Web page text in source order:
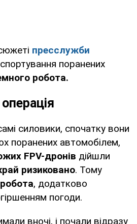
пресслужби
поранених
робота.
силовики, спочатку вони
поранених автомобілем,
FPV-дронів дійшли
ризиковано. Тому
, додатково
погоди.
вночі, і почали відразу